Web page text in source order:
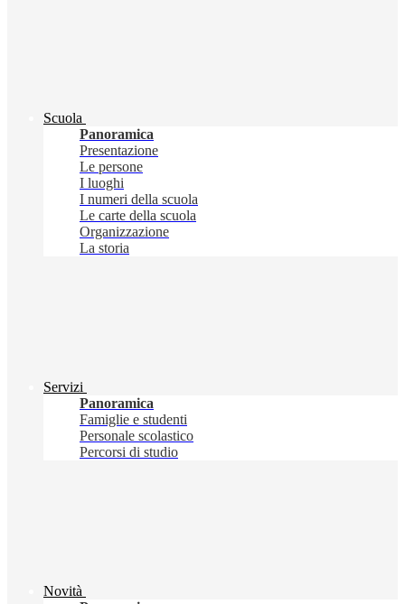
Scuola
Panoramica
Presentazione
Le persone
I luoghi
I numeri della scuola
Le carte della scuola
Organizzazione
La storia
Servizi
Panoramica
Famiglie e studenti
Personale scolastico
Percorsi di studio
Novità